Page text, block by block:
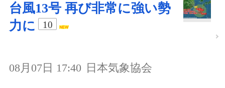
台風13号 再び非常に強い勢
力に
10
08月07日 17:40 日本気象協会